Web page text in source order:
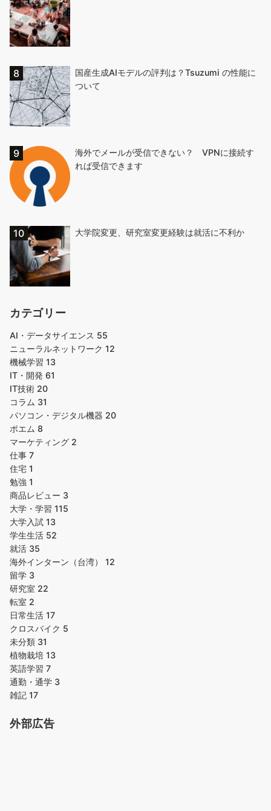
国産生成AIモデルの評判は？Tsuzumi の性能に
ついて
海外でメールが受信できない？ VPNに接続す
れば受信できます
大学院変更、研究室変更経験は就活に不利か
カテゴリー
AI・データサイエンス 55
ニューラルネットワーク 12
機械学習 13
IT・開発 61
IT技術 20
コラム 31
パソコン・デジタル機器 20
ポエム 8
マーケティング 2
仕事 7
住宅 1
勉強 1
商品レビュー 3
大学・学習 115
大学入試 13
学生生活 52
就活 35
海外インターン（台湾） 12
留学 3
研究室 22
転室 2
日常生活 17
クロスバイク 5
未分類 31
植物栽培 13
英語学習 7
通勤・通学 3
雑記 17
外部広告